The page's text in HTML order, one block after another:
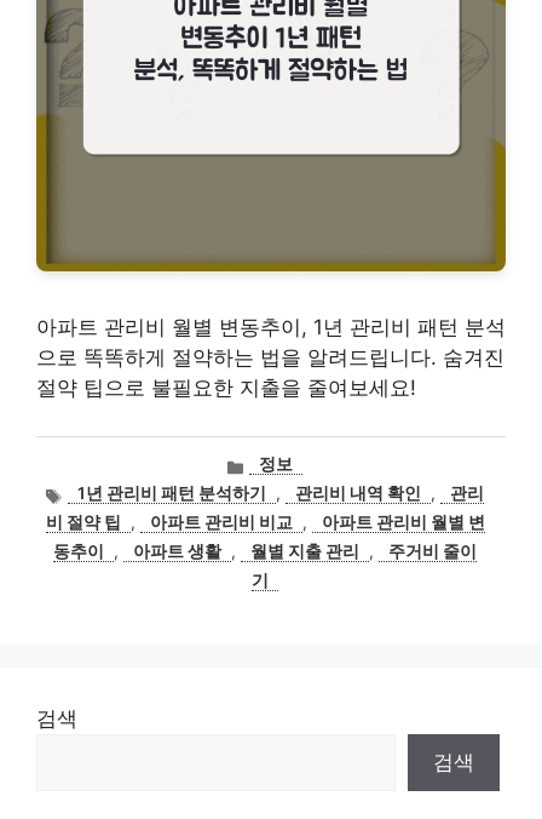
아파트 관리비 월별 변동추이, 1년 관리비 패턴 분석
으로 똑똑하게 절약하는 법을 알려드립니다. 숨겨진
절약 팁으로 불필요한 지출을 줄여보세요!
카
테
고
리
정보
태
그
1년 관리비 패턴 분석하기 , 관리비 내역 확인 ,
관리
비 절약 팁
, 아파트 관리비 비교 ,
아파트 관리비 월별 변
동추이
, 아파트 생활 , 월별 지출 관리 ,
주거비 줄이
기
검색
검색